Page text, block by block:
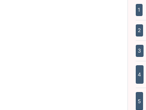
1
2
3
4
5